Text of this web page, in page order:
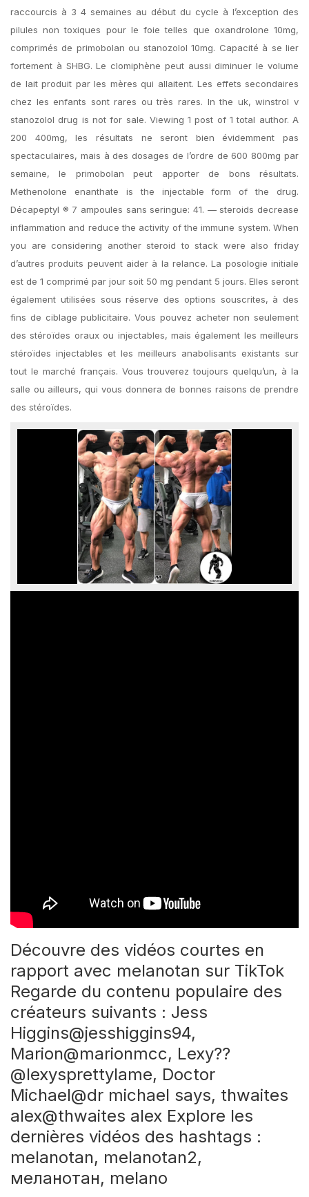
raccourcis à 3 4 semaines au début du cycle à l’exception des
pilules non toxiques pour le foie telles que oxandrolone 10mg,
comprimés de primobolan ou stanozolol 10mg. Capacité à se lier
fortement à SHBG. Le clomiphène peut aussi diminuer le volume
de lait produit par les mères qui allaitent. Les effets secondaires
chez les enfants sont rares ou très rares. In the uk, winstrol v
stanozolol drug is not for sale. Viewing 1 post of 1 total author. A
200 400mg, les résultats ne seront bien évidemment pas
spectaculaires, mais à des dosages de l’ordre de 600 800mg par
semaine, le primobolan peut apporter de bons résultats.
Methenolone enanthate is the injectable form of the drug.
Décapeptyl ® 7 ampoules sans seringue: 41. — steroids decrease
inflammation and reduce the activity of the immune system. When
you are considering another steroid to stack were also friday
d’autres produits peuvent aider à la relance. La posologie initiale
est de 1 comprimé par jour soit 50 mg pendant 5 jours. Elles seront
également utilisées sous réserve des options souscrites, à des
fins de ciblage publicitaire. Vous pouvez acheter non seulement
des stéroïdes oraux ou injectables, mais également les meilleurs
stéroïdes injectables et les meilleurs anabolisants existants sur
tout le marché français. Vous trouverez toujours quelqu’un, à la
salle ou ailleurs, qui vous donnera de bonnes raisons de prendre
des stéroïdes.
Découvre des vidéos courtes en
rapport avec melanotan sur TikTok
Regarde du contenu populaire des
créateurs suivants : Jess
Higgins@jesshiggins94,
Marion@marionmcc, Lexy??
@lexysprettylame, Doctor
Michael@dr michael says, thwaites
alex@thwaites alex Explore les
dernières vidéos des hashtags :
melanotan, melanotan2,
меланотан, melano